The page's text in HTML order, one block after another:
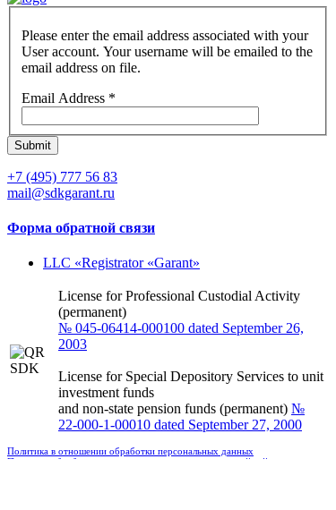
Please enter the email address associated with your
User account. Your username will be emailed to the
email address on file.
Email Address *
Submit
+7 (495) 777 56 83
mail@sdkgarant.ru
Форма обратной связи
LLC «Registrator «Garant»
License for Professional Custodial Activity
(permanent)
№ 045-06414-000100 dated September 26,
2003
License for Special Depository Services to unit
investment funds
and non-state pension funds (permanent) №
22-000-1-00010 dated September 27, 2000
Политика в отношении обработки персональных данных
Политика обработки персональных данных посетителей сайта